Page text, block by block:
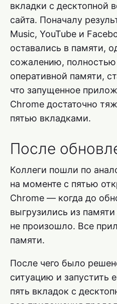
вкладки с десктопной
сайта. Поначалу
Music, YouTube и
оставались в памяти,
сожалению, полностью
оперативной памяти,
что запущенное
Chrome достаточно
пятью вкладками.
После
Коллеги пошли по
на моменте с пятью
Chrome — когда до
выгрузились из
не произошло. Все
памяти.
После чего было
ситуацию и запустить
пять вкладок с